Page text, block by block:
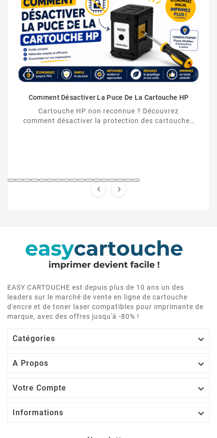
Comment Désactiver La Puce De La Cartouche HP
Cartouche HP non reconnue ? Découvrez
comment désactiver la protection des cartouches
 
EASY CARTOUCHE est depuis plus de 10 ans un des
leaders sur le marché de vente en ligne de cartouche
d'encre et de toner laser compatibles pour imprimante de
marque, avec des offres jusqu'à -80% !
Catégories 
A Propos 
Votre Compte 
Informations 